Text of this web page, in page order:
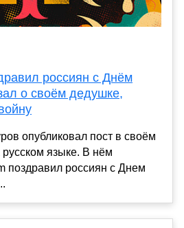
россиян с Днём
о своём дедушке,
опубликовал пост в своём
русском языке. В нём
поздравил россиян с Днем